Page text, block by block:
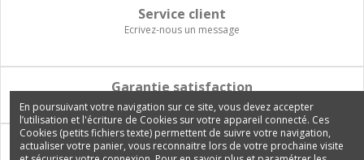
Service client
Ecrivez-nous un message
Garantie satisfaction
Vous disposez de 14 jours pour changer d'avis et être remboursé
Paiement 100% sécurisé
En poursuivant votre navigation sur ce site, vous devez accepter
l’utilisation et l'écriture de Cookies sur votre appareil connecté. Ces
Cookies (petits fichiers texte) permettent de suivre votre navigation,
actualiser votre panier, vous reconnaitre lors de votre prochaine visite